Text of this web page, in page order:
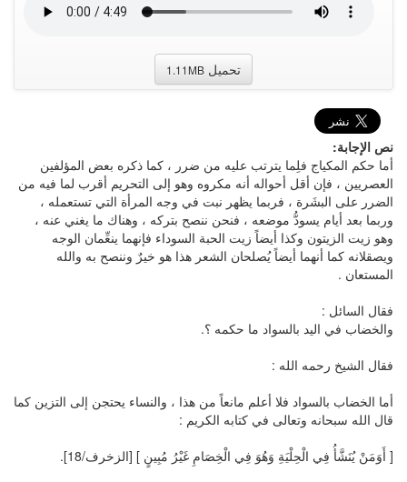
تحميل 1.11MB
نص الإجابة:
أما حكم المكياج فلِما يترتب عليه من ضرر ، كما ذكره بعض المؤلفين
العصريين ، فإن أقل أحواله أنه مكروه وهو إلى التحريم أقرب لما فيه من
الضرر على البشَرة ، فربما يظهر نبت في وجه المرأة التي تستعمله ،
وربما بعد أيام يسودُّ موضعه ، فنحن ننصح بتركه ، وهناك ما يغني عنه ،
وهو زيت الزيتون وكذا أيضاً زيت الحبة السوداء فإنهما ينعِّمان الوجه
ويصقلانه كما أنهما أيضاً يُصلحان الشعر هذا هو خيرٌ وننصح به والله
المستعان .
فقال السائل :
والخضاب في اليد بالسواد ما حكمه ؟.
فقال الشيخ رحمه الله :
أما الخضاب بالسواد فلا أعلم مانعاً من هذا ، والنساء يحتجن إلى التزين كما
قال الله سبحانه وتعالى في كتابه الكريم :
[ أَوَمَنْ يُنَشَّأُ فِي الْحِلْيَةِ وَهُوَ فِي الْخِصَامِ غَيْرُ مُبِينٍ ] [الزخرف/18].